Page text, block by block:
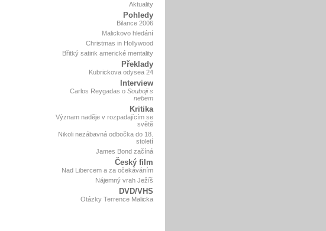
Aktuality
Pohledy
Bilance 2006
Malickovo hledání
Christmas in Hollywood
Břitký satirik americké mentality
Překlady
Kubrickova odysea 24
Interview
Carlos Reygadas o Souboji s
nebem
Kritika
Význam naděje v rozpadajícím se
světě
Nikoli nezábavná odbočka do 18.
století
James Bond začíná
Český film
Nad Libercem a za očekáváním
Nájemný vrah Ježíš
DVD/VHS
Otázky Terrence Malicka